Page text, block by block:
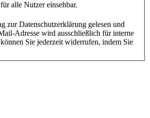
: Die Gästebuch ist eine öffentliche Website auf www.studiwerk.de. Inserate sowie deren Inhalte und personenbezogene Daten sind online für alle Nutzer einsehbar.